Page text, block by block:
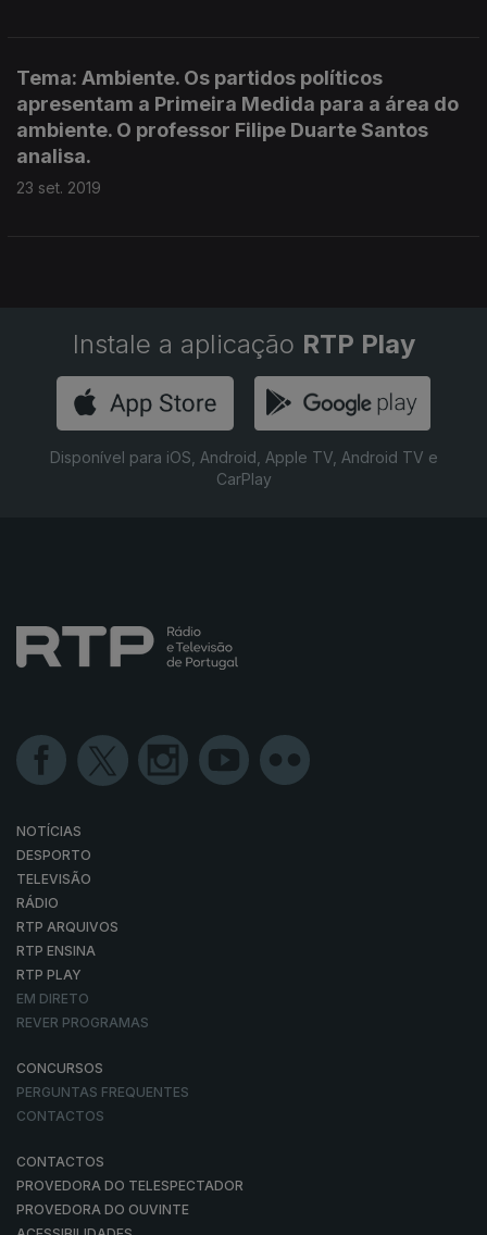
Tema: Ambiente. Os partidos políticos
apresentam a Primeira Medida para a área do
ambiente. O professor Filipe Duarte Santos
analisa.
23 set. 2019
Instale a aplicação RTP Play
Disponível para iOS, Android, Apple TV, Android TV e
CarPlay
NOTÍCIAS
DESPORTO
TELEVISÃO
RÁDIO
RTP ARQUIVOS
RTP ENSINA
RTP PLAY
EM DIRETO
REVER PROGRAMAS
CONCURSOS
PERGUNTAS FREQUENTES
CONTACTOS
CONTACTOS
PROVEDORA DO TELESPECTADOR
PROVEDORA DO OUVINTE